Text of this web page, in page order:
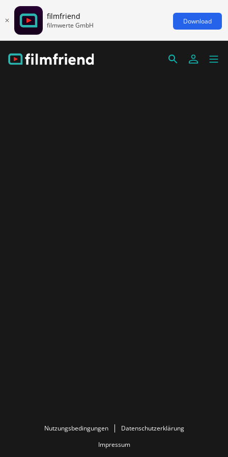
filmfriend
filmwerte GmbH Download
Nutzungsbedingungen
Datenschutzerklärung
Impressum